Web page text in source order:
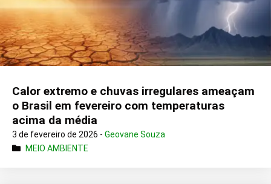
Calor extremo e chuvas irregulares ameaçam
o Brasil em fevereiro com temperaturas
acima da média
3 de fevereiro de 2026 - Geovane Souza
MEIO AMBIENTE